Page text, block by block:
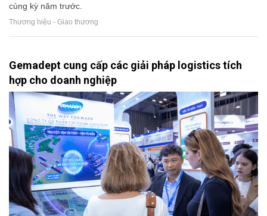
cùng kỳ năm trước.
Thương hiệu - Giao thương
Gemadept cung cấp các giải pháp logistics tích
hợp cho doanh nghiệp